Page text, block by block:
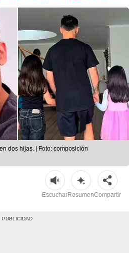
dos hijas. | Foto: composición
EscucharResumenCompartir